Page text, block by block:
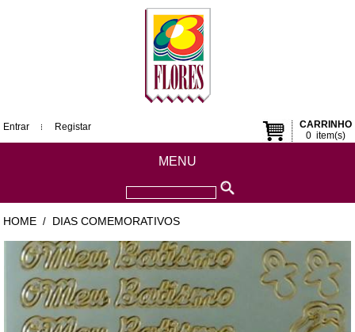
CARRINHO
0item(s)
Entrar Registar
MENU
HOME / DIAS COMEMORATIVOS